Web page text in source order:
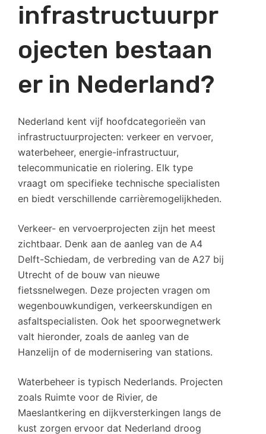
infrastructuurpr
ojecten bestaan
er in Nederland?
Nederland kent vijf hoofdcategorieën van
infrastructuurprojecten: verkeer en vervoer,
waterbeheer, energie-infrastructuur,
telecommunicatie en riolering. Elk type
vraagt om specifieke technische specialisten
en biedt verschillende carrièremogelijkheden.
Verkeer- en vervoerprojecten zijn het meest
zichtbaar. Denk aan de aanleg van de A4
Delft-Schiedam, de verbreding van de A27 bij
Utrecht of de bouw van nieuwe
fietssnelwegen. Deze projecten vragen om
wegenbouwkundigen, verkeerskundigen en
asfaltspecialisten. Ook het spoorwegnetwerk
valt hieronder, zoals de aanleg van de
Hanzelijn of de modernisering van stations.
Waterbeheer is typisch Nederlands. Projecten
zoals Ruimte voor de Rivier, de
Maeslantkering en dijkversterkingen langs de
kust zorgen ervoor dat Nederland droog